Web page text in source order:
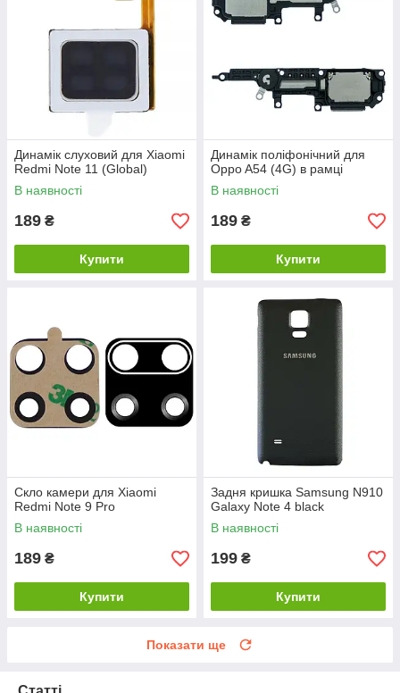
Динамік слуховий для Xiaomi
Redmi Note 11 (Global)
В наявності
189 ₴
Купити
Динамік поліфонічний для
Oppo A54 (4G) в рамці
В наявності
189 ₴
Купити
Скло камери для Xiaomi
Redmi Note 9 Pro
В наявності
189 ₴
Купити
Задня кришка Samsung N910
Galaxy Note 4 black
В наявності
199 ₴
Купити
Показати ще